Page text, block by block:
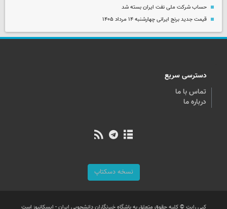
حساب‌ شرکت ملی نفت ایران بسته شد
قیمت جدید برنج ایرانی چهارشنبه ۱۴ مرداد ۱۴۰۵
دسترسی سریع
تماس با ما
درباره ما
نسخه دسکتاپ
کپی رایت © کلیه حقوق متعلق به باشگاه خبرنگاران دانشجویی ایران - ایسکانیوز است